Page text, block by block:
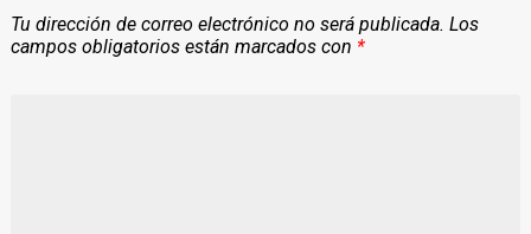
Tu dirección de correo electrónico no será publicada. Los
campos obligatorios están marcados con *